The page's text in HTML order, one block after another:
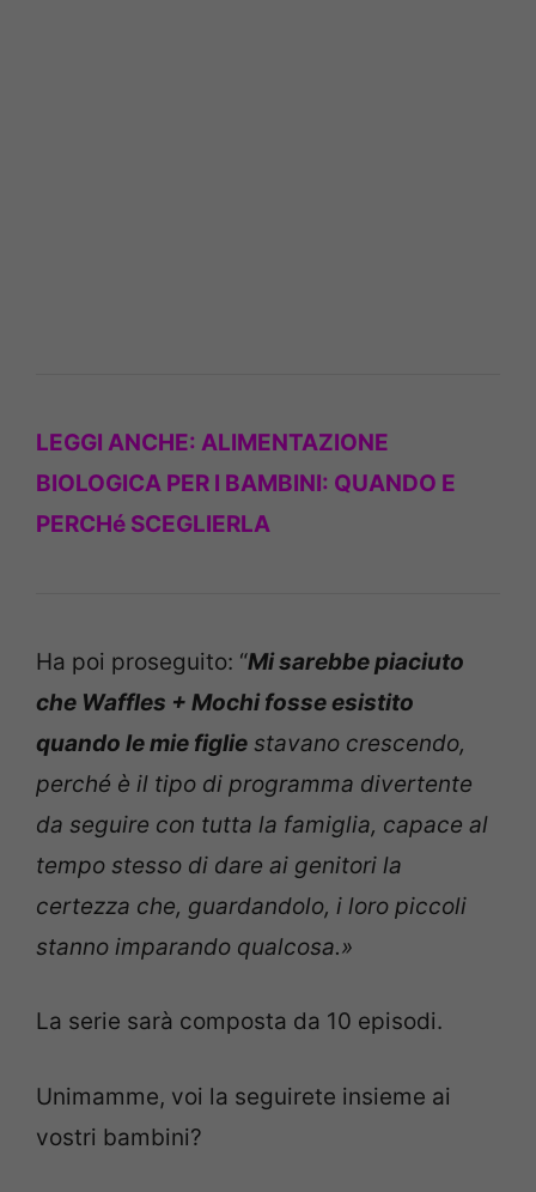
LEGGI ANCHE: ALIMENTAZIONE
BIOLOGICA PER I BAMBINI: QUANDO E
PERCHé SCEGLIERLA
Ha poi proseguito: “Mi sarebbe piaciuto
che Waffles + Mochi fosseesistito
quando le mie figlie stavano crescendo,
perché è il tipo di programma divertente
da seguire con tutta la famiglia, capace al
tempo stesso di dare ai genitori la
certezza che, guardandolo, i loro piccoli
stanno imparando qualcosa.»
La serie sarà composta da 10 episodi.
Unimamme, voi la seguirete insieme ai
vostri bambini?